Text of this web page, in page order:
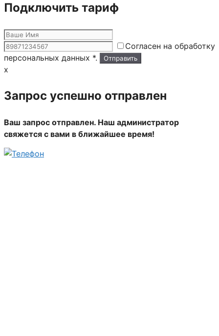
Подключить тариф
Согласен на обработку
персональных данных *.
x
Запрос успешно отправлен
Ваш запрос отправлен. Наш администратор
свяжется с вами в ближайшее время!